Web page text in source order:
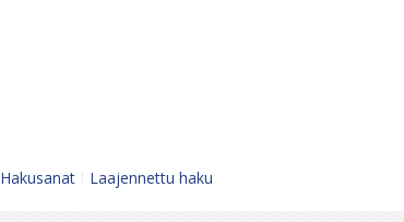
Hakusanat Laajennettu haku